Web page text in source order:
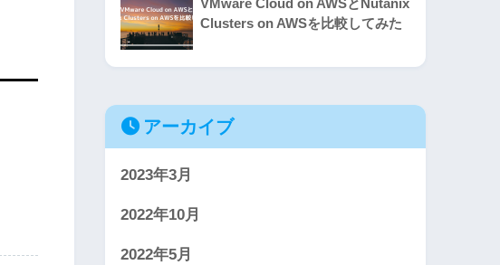
VMware Cloud on AWSとNutanix
Clusters on AWSを比較してみた
アーカイブ
2023年3月
2022年10月
2022年5月